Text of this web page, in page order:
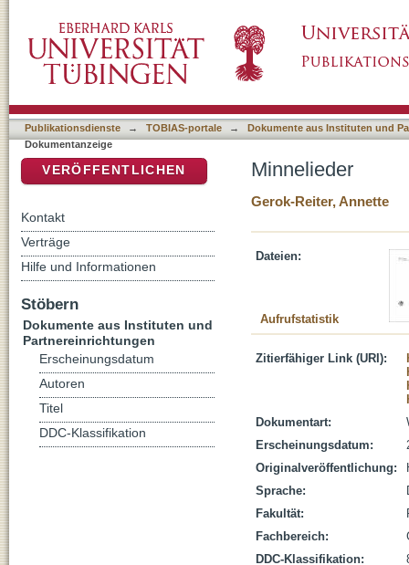
Publikationsdienste → TOBIAS-portale →
Dokumente aus Instituten und
Dokumentanzeige
Minnelieder
Gerok-Reiter, Annette
Dateien:
Aufrufstatistik
Zitierfähiger Link (URI):
Dokumentart:
Erscheinungsdatum:
Originalveröffentlichung:
Sprache:
Fakultät:
Fachbereich:
DDC-Klassifikation:
VERÖFFENTLICHEN
Kontakt
Verträge
Hilfe und Informationen
Stöbern
Dokumente aus Instituten und
Partnereinrichtungen
Erscheinungsdatum
Autoren
Titel
DDC-Klassifikation